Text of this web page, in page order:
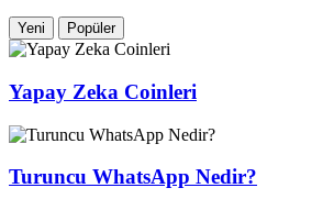
Yeni Popüler
Yapay Zeka Coinleri
Turuncu WhatsApp Nedir?